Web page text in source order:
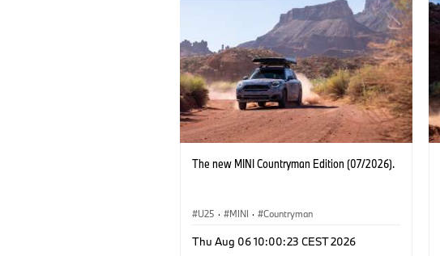
The new MINI Countryman Edition (07/2026).
U25 · MINI · Countryman
Thu Aug 06 10:00:23 CEST 2026